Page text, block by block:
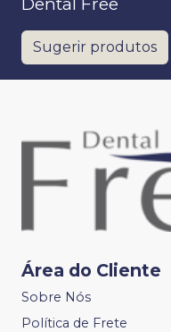
Sugerir produtos
Área do Cliente
Sobre Nós
Política de Frete